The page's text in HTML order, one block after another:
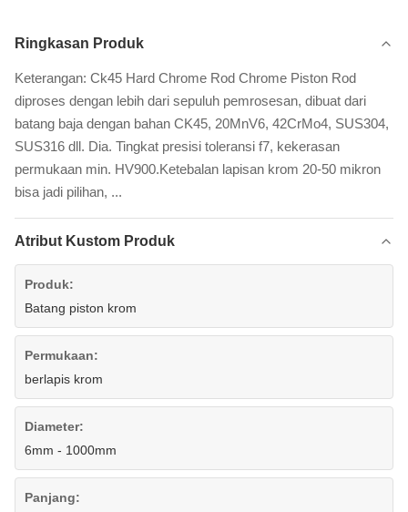
Ringkasan Produk
Keterangan: Ck45 Hard Chrome Rod Chrome Piston Rod
diproses dengan lebih dari sepuluh pemrosesan, dibuat dari
batang baja dengan bahan CK45, 20MnV6, 42CrMo4, SUS304,
SUS316 dll. Dia. Tingkat presisi toleransi f7, kekerasan
permukaan min. HV900.Ketebalan lapisan krom 20-50 mikron
bisa jadi pilihan, ...
Atribut Kustom Produk
Produk:
Batang piston krom
Permukaan:
berlapis krom
Diameter:
6mm - 1000mm
Panjang: